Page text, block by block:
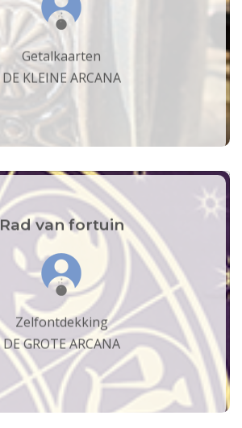
Getalkaarten
DE KLEINE ARCANA
Rad van fortuin
Zelfontdekking
DE GROTE ARCANA